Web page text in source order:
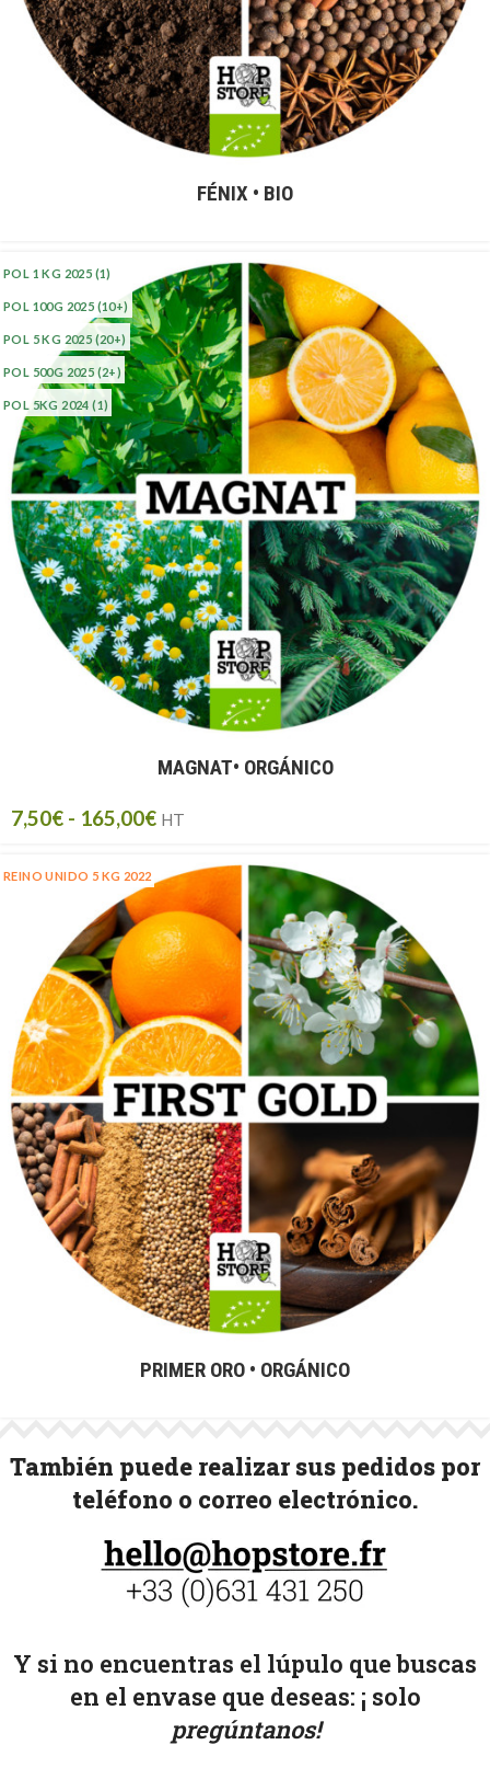
FÉNIX • BIO
POL 1 KG 2025 (1)
POL 100G 2025 (10+)
POL 5 KG 2025 (20+)
POL 500G 2025 (2+)
POL 5KG 2024(1)
MAGNAT• ORGÁNICO
7,50€ - 165,00€ HT
REINO UNIDO 5 KG 2022
PRIMER ORO • ORGÁNICO
También puede realizar sus pedidos por
teléfono o correo electrónico.
Y si no encuentras el lúpulo que buscas
en el envase que deseas: ¡ solo
pregúntanos!